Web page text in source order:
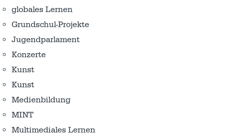
globales Lernen
Grundschul-Projekte
Jugendparlament
Konzerte
Kunst
Kunst
Medienbildung
MINT
Multimediales Lernen